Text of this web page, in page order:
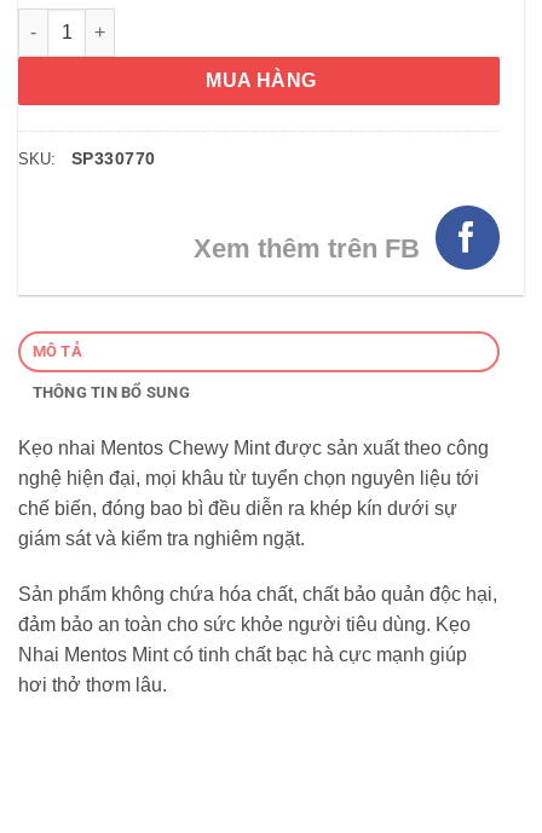
Kẹo nhai Mentos Chewy Mint Lốc 15 cây số lượng
MUA HÀNG
SKU: SP330770
Xem thêm trên FB
MÔ TẢ
THÔNG TIN BỔ SUNG
Kẹo nhai Mentos Chewy Mint được sản xuất theo công
nghệ hiện đại, mọi khâu từ tuyển chọn nguyên liệu tới
chế biến, đóng bao bì đều diễn ra khép kín dưới sự
giám sát và kiểm tra nghiêm ngặt.
Sản phẩm không chứa hóa chất, chất bảo quản độc hại,
đảm bảo an toàn cho sức khỏe người tiêu dùng. Kẹo
Nhai Mentos Mint có tinh chất bạc hà cực mạnh giúp
hơi thở thơm lâu.